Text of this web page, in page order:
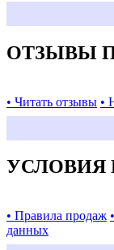
ОТЗЫВЫ
• Читать отзывы •
УСЛОВИЯ
• Правила продаж
данных